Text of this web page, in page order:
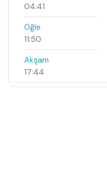
04:41
Öğle
11:50
Akşam
17:44